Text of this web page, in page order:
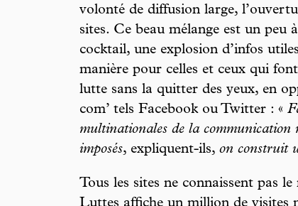
volonté de diffusion large,
sites. Ce beau mélange est un peu
cocktail, une explosion d’infos
manière pour celles et ceux qui
lutte sans la quitter des yeux, en
com’ tels Facebook ou Twitter : «
multinationales de la communication
imposés, expliquent-ils, on construit
Tous les sites ne connaissent pas